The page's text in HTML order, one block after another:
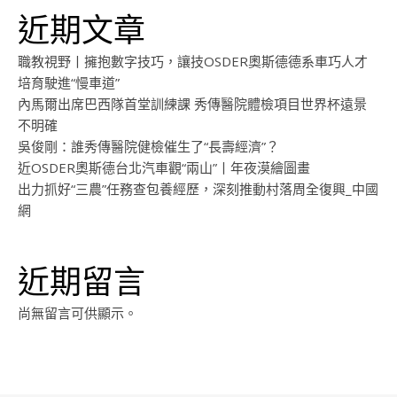
近期文章
職教視野丨擁抱數字技巧，讓技OSDER奧斯德德系車巧人才
培育駛進“慢車道”
內馬爾出席巴西隊首堂訓練課 秀傳醫院體檢項目世界杯遠景
不明確
吳俊剛：誰秀傳醫院健檢催生了“長壽經濟”？
近OSDER奧斯德台北汽車觀“兩山”丨年夜漠繪圖畫
出力抓好“三農”任務查包養經歷，深刻推動村落周全復興_中國
網
近期留言
尚無留言可供顯示。